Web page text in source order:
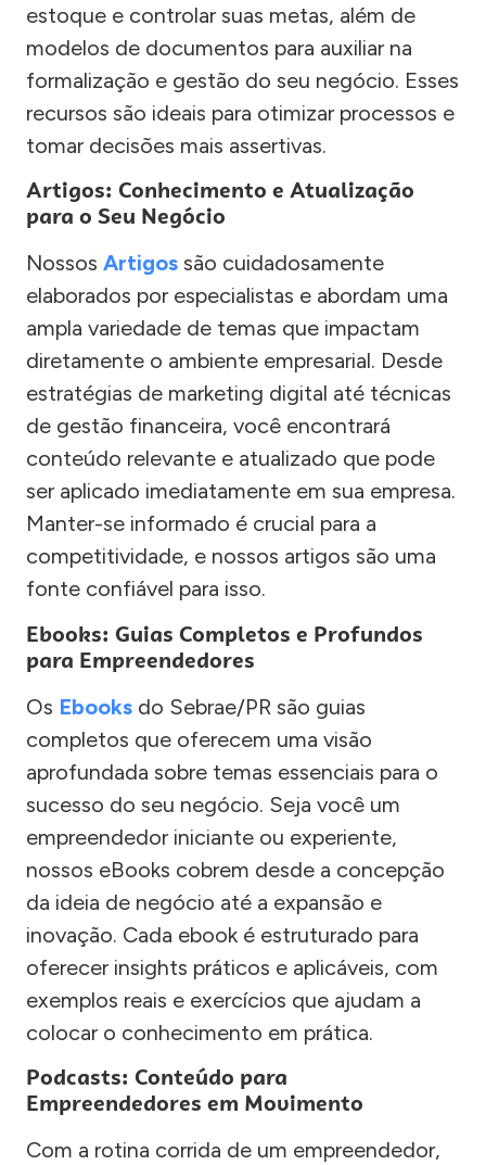
estoque e controlar suas metas, além de
modelos de documentos para auxiliar na
formalização e gestão do seu negócio. Esses
recursos são ideais para otimizar processos e
tomar decisões mais assertivas.
Artigos: Conhecimento e Atualização
para o Seu Negócio
Nossos Artigos são cuidadosamente
elaborados por especialistas e abordam uma
ampla variedade de temas que impactam
diretamente o ambiente empresarial. Desde
estratégias de marketing digital até técnicas
de gestão financeira, você encontrará
conteúdo relevante e atualizado que pode
ser aplicado imediatamente em sua empresa.
Manter-se informado é crucial para a
competitividade, e nossos artigos são uma
fonte confiável para isso.
Ebooks: Guias Completos e Profundos
para Empreendedores
Os Ebooks do Sebrae/PR são guias
completos que oferecem uma visão
aprofundada sobre temas essenciais para o
sucesso do seu negócio. Seja você um
empreendedor iniciante ou experiente,
nossos eBooks cobrem desde a concepção
da ideia de negócio até a expansão e
inovação. Cada ebook é estruturado para
oferecer insights práticos e aplicáveis, com
exemplos reais e exercícios que ajudam a
colocar o conhecimento em prática.
Podcasts: Conteúdo para
Empreendedores em Movimento
Com a rotina corrida de um empreendedor,